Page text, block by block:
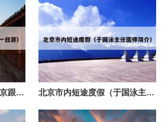
北京第一次跟团旅游（北京跟团一日游） 北京市内短途度假（于国泳主任医师简介）